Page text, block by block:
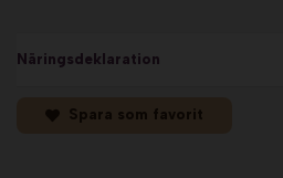
Näringsdeklaration
Spara som favorit